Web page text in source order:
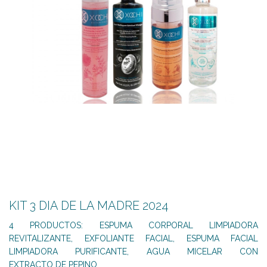
KIT 3 DIA DE LA MADRE 2024
4 PRODUCTOS: ESPUMA CORPORAL LIMPIADORA
REVITALIZANTE, EXFOLIANTE FACIAL, ESPUMA FACIAL
LIMPIADORA PURIFICANTE, AGUA MICELAR CON
EXTRACTO DE PEPINO